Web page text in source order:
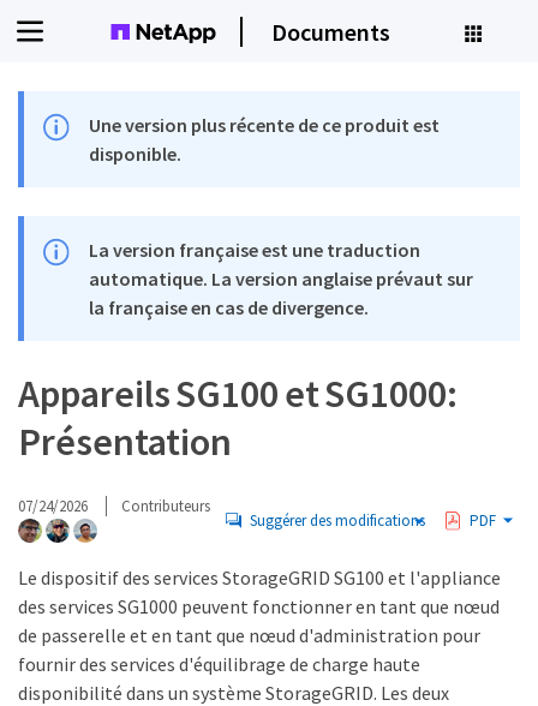
Documents
Une version plus récente de ce produit est
disponible.
La version française est une traduction
automatique. La version anglaise prévaut sur
la française en cas de divergence.
Appareils SG100 et SG1000:
Présentation
07/24/2026 Contributeurs
Suggérer des modifications PDF
Le dispositif des services StorageGRID SG100 et l'appliance
des services SG1000 peuvent fonctionner en tant que nœud
de passerelle et en tant que nœud d'administration pour
fournir des services d'équilibrage de charge haute
disponibilité dans un système StorageGRID. Les deux